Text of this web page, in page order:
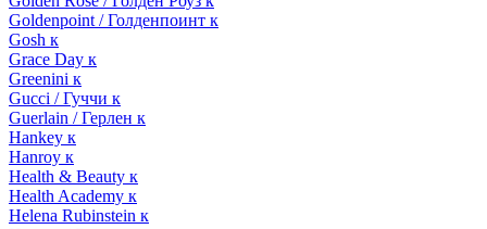
Goldenpoint / Голденпоинт к
Gosh к
Grace Day к
Greenini к
Gucci / Гуччи к
Guerlain / Герлен к
Hankey к
Hanroy к
Health & Beauty к
Health Academy к
Helena Rubinstein к